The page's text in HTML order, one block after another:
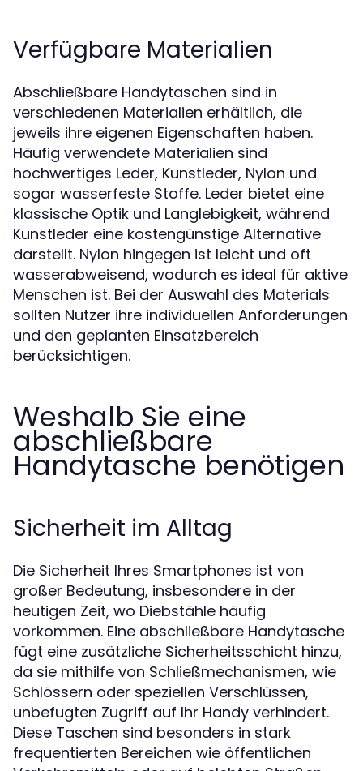
Verfügbare Materialien
Abschließbare Handytaschen sind in
verschiedenen Materialien erhältlich, die
jeweils ihre eigenen Eigenschaften haben.
Häufig verwendete Materialien sind
hochwertiges Leder, Kunstleder, Nylon und
sogar wasserfeste Stoffe. Leder bietet eine
klassische Optik und Langlebigkeit, während
Kunstleder eine kostengünstige Alternative
darstellt. Nylon hingegen ist leicht und oft
wasserabweisend, wodurch es ideal für aktive
Menschen ist. Bei der Auswahl des Materials
sollten Nutzer ihre individuellen Anforderungen
und den geplanten Einsatzbereich
berücksichtigen.
Weshalb Sie eine
abschließbare
Handytasche benötigen
Sicherheit im Alltag
Die Sicherheit Ihres Smartphones ist von
großer Bedeutung, insbesondere in der
heutigen Zeit, wo Diebstähle häufig
vorkommen. Eine abschließbare Handytasche
fügt eine zusätzliche Sicherheitsschicht hinzu,
da sie mithilfe von Schließmechanismen, wie
Schlössern oder speziellen Verschlüssen,
unbefugten Zugriff auf Ihr Handy verhindert.
Diese Taschen sind besonders in stark
frequentierten Bereichen wie öffentlichen